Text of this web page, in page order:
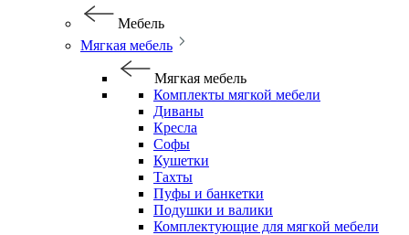
Мебель
Мягкая мебель
Мягкая мебель
Комплекты мягкой мебели
Диваны
Кресла
Софы
Кушетки
Тахты
Пуфы и банкетки
Подушки и валики
Комплектующие для мягкой мебели